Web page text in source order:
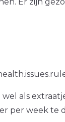
als
per week te